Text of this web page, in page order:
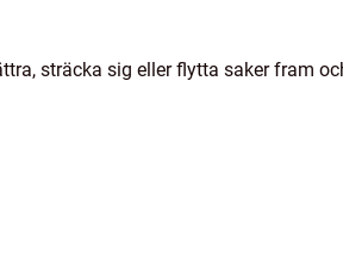
sträcka sig eller flytta saker fram